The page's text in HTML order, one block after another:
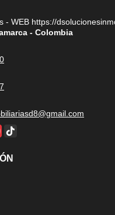
- WEB https://
- Colombia
TikTok